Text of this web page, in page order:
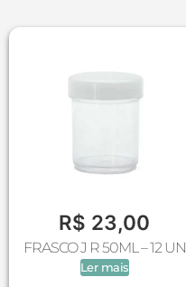
R$ 23,00
FRASCO J R 50ML – 12 UN
Ler mais